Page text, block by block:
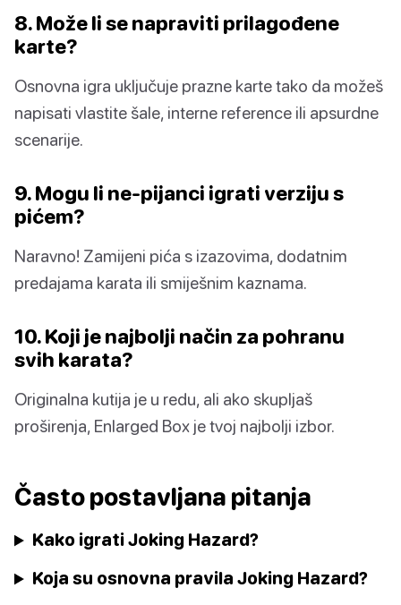
8. Može li se napraviti prilagođene
karte?
Osnovna igra uključuje prazne karte tako da možeš
napisati vlastite šale, interne reference ili apsurdne
scenarije.
9. Mogu li ne-pijanci igrati verziju s
pićem?
Naravno! Zamijeni pića s izazovima, dodatnim
predajama karata ili smiješnim kaznama.
10. Koji je najbolji način za pohranu
svih karata?
Originalna kutija je u redu, ali ako skupljaš
proširenja, Enlarged Box je tvoj najbolji izbor.
Často postavljana pitanja
Kako igrati Joking Hazard?
Koja su osnovna pravila Joking Hazard?